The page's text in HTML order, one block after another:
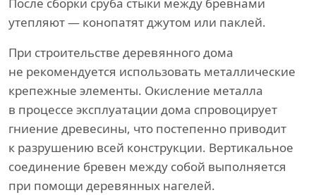
После сборки сруба стыки между бревнами
утепляют — конопатят джутом или паклей.
При строительстве деревянного дома
не рекомендуется использовать металлические
крепежные элементы. Окисление металла
в процессе эксплуатации дома спровоцирует
гниение древесины, что постепенно приводит
к разрушению всей конструкции. Вертикальное
соединение бревен между собой выполняется
при помощи деревянных нагелей.